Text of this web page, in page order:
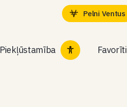
Pelni Ventus
Piekļūstamība Favorīti